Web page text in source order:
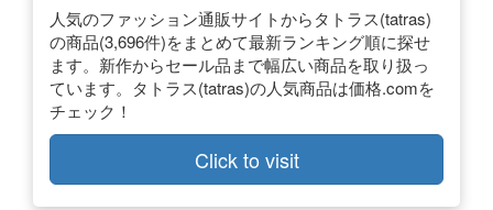
人気のファッション通販サイトからタトラス(tatras)
の商品(3,696件)をまとめて最新ランキング順に探せ
ます。新作からセール品まで幅広い商品を取り扱っ
ています。タトラス(tatras)の人気商品は価格.comを
チェック！
Click to visit